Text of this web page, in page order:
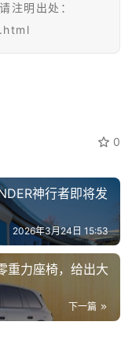
注明出处：
0
神行者即将发
2026年3月24日 15:53
重力座椅，给出大
下一篇